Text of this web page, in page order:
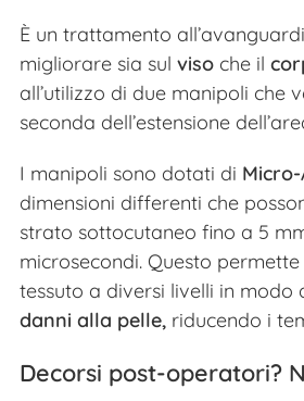
È un trattamento
migliorare sia sul viso che il
all’utilizzo di due manipoli che
seconda dell’estensione
I manipoli sono dotati di Micro-
dimensioni differenti che
strato sottocutaneo fino a 5
microsecondi. Questo
tessuto a diversi livelli in modo
danni alla pelle, riducendo i
Decorsi post-operatori?